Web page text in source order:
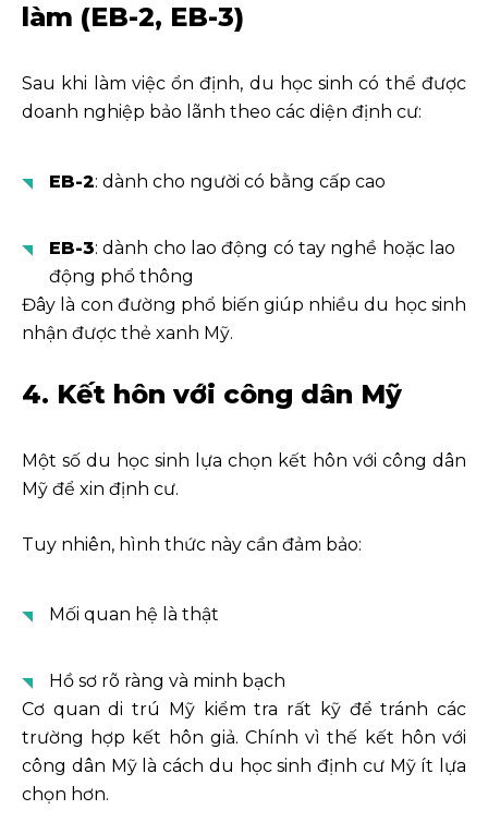
làm (EB-2, EB-3)
Sau khi làm việc ổn định, du học sinh có thể được
doanh nghiệp bảo lãnh theo các diện định cư:
EB-2: dành cho người có bằng cấp cao
EB-3: dành cho lao động có tay nghề hoặc lao
động phổ thông
Đây là con đường phổ biến giúp nhiều du học sinh
nhận được thẻ xanh Mỹ.
4. Kết hôn với công dân Mỹ
Một số du học sinh lựa chọn kết hôn với công dân
Mỹ để xin định cư.
Tuy nhiên, hình thức này cần đảm bảo:
Mối quan hệ là thật
Hồ sơ rõ ràng và minh bạch
Cơ quan di trú Mỹ kiểm tra rất kỹ để tránh các
trường hợp kết hôn giả. Chính vì thế kết hôn với
công dân Mỹ là cách du học sinh định cư Mỹ ít lựa
chọn hơn.